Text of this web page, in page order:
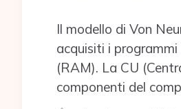
Il modello di Von
acquisiti i
(RAM). La CU
componenti del